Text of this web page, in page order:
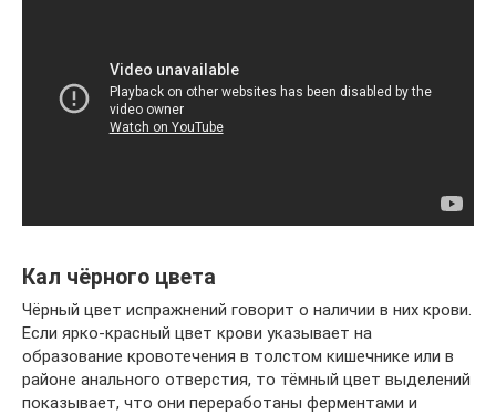
Кал чёрного цвета
Чёрный цвет испражнений говорит о наличии в них крови.
Если ярко-красный цвет крови указывает на
образование кровотечения в толстом кишечнике или в
районе анального отверстия, то тёмный цвет выделений
показывает, что они переработаны ферментами и